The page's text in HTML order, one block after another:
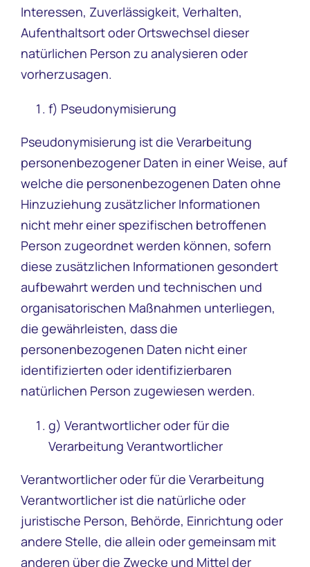
Interessen, Zuverlässigkeit, Verhalten,
Aufenthaltsort oder Ortswechsel dieser
natürlichen Person zu analysieren oder
vorherzusagen.
f) Pseudonymisierung
Pseudonymisierung ist die Verarbeitung
personenbezogener Daten in einer Weise, auf
welche die personenbezogenen Daten ohne
Hinzuziehung zusätzlicher Informationen
nicht mehr einer spezifischen betroffenen
Person zugeordnet werden können, sofern
diese zusätzlichen Informationen gesondert
aufbewahrt werden und technischen und
organisatorischen Maßnahmen unterliegen,
die gewährleisten, dass die
personenbezogenen Daten nicht einer
identifizierten oder identifizierbaren
natürlichen Person zugewiesen werden.
g) Verantwortlicher oder für die
Verarbeitung Verantwortlicher
Verantwortlicher oder für die Verarbeitung
Verantwortlicher ist die natürliche oder
juristische Person, Behörde, Einrichtung oder
andere Stelle, die allein oder gemeinsam mit
anderen über die Zwecke und Mittel der